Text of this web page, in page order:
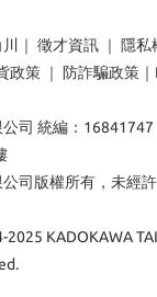
｜ 徵才資訊 ｜ 隱私
政策 ｜ 防詐騙政策 ｜
司 統編：
司版權所有，未經
KADOKAWA